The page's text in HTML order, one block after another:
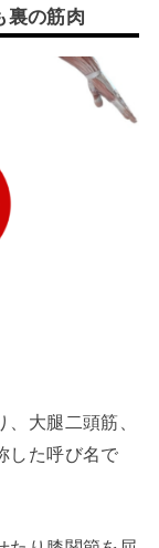
裏の筋肉
大腿二頭筋、
した呼び名で